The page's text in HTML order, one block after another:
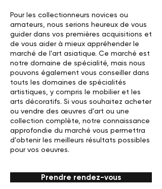
Pour les collectionneurs novices ou
amateurs, nous serions heureux de vous
guider dans vos premières acquisitions et
de vous aider à mieux appréhender le
marché de l'art asiatique. Ce marché est
notre domaine de spécialité, mais nous
pouvons également vous conseiller dans
touts les domaines de spécialités
artistiques, y compris le mobilier et les
arts décoratifs. Si vous souhaitez acheter
ou vendre des œuvres d'art ou une
collection complète, notre connaissance
approfondie du marché vous permettra
d'obtenir les meilleurs résultats possibles
pour vos oeuvres.
Prendre rendez-vous